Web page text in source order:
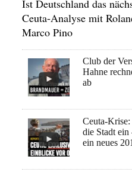
Ist Deutschland das
Ceuta-Analyse mit
Marco Pino
Club der
Hahne
ab
Ceuta-
die Stadt
ein neues